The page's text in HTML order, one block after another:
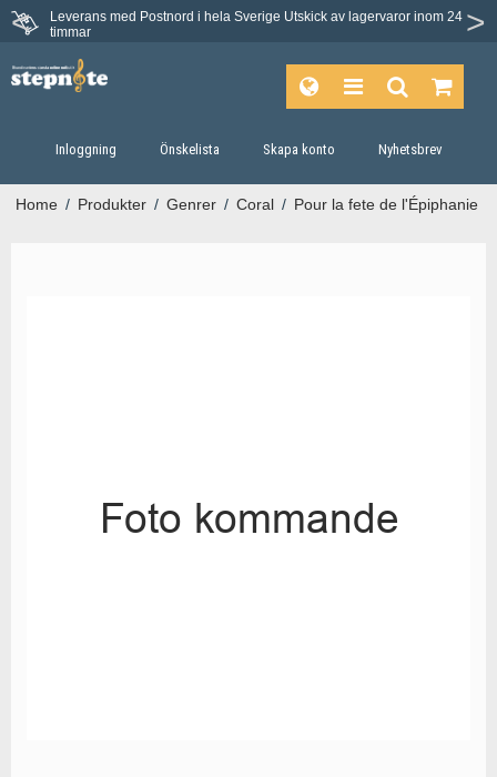
Leverans med Postnord i hela Sverige Utskick av lagervaror inom 24
timmar
Du har 30 dagars ångerrätt.
Inloggning Önskelista Skapa konto Nyhetsbrev
Home / Produkter / Genrer / Coral / Pour la fete de l'Épiphanie